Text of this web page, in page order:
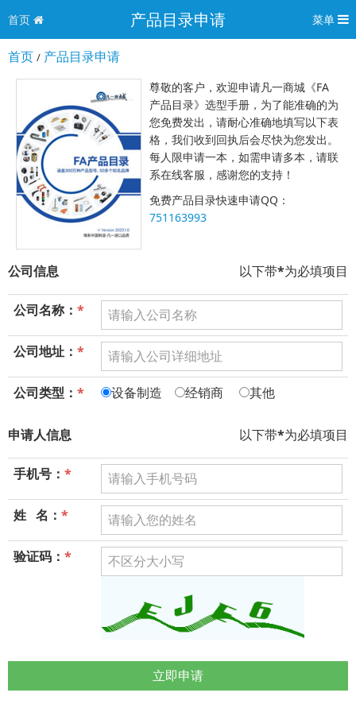
首页 产品目录申请 菜单
首页 / 产品目录申请
尊敬的客户，欢迎申请凡一商城《FA
产品目录》选型手册，为了能准确的为
您免费发出，请耐心准确地填写以下表
格，我们收到回执后会尽快为您发出。
每人限申请一本，如需申请多本，请联
系在线客服，感谢您的支持！
免费产品目录快速申请QQ：
751163993
公司信息 以下带*为必填项目
公司名称： *
公司地址： *
公司类型： * 设备制造 经销商 其他
申请人信息 以下带*为必填项目
手机号： *
姓 名： *
验证码： *